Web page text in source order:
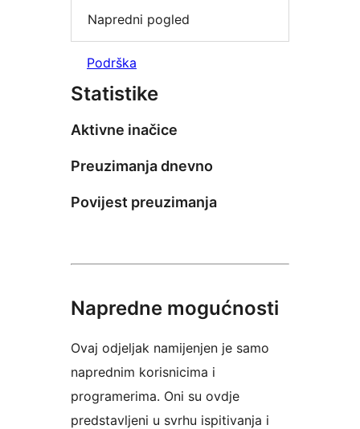
Napredni pogled
Podrška
Statistike
Aktivne inačice
Preuzimanja dnevno
Povijest preuzimanja
Napredne mogućnosti
Ovaj odjeljak namijenjen je samo
naprednim korisnicima i
programerima. Oni su ovdje
predstavljeni u svrhu ispitivanja i